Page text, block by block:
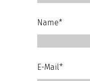
Name*
E-Mail*